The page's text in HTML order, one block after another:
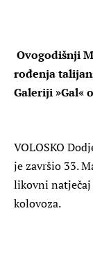
Ovogodišnji
rođenja
Galeriji »Gal«
VOLOSKO
je završio 33.
likovni natječaj
kolovoza.